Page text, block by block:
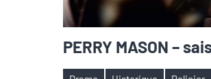
PERRY MASON –